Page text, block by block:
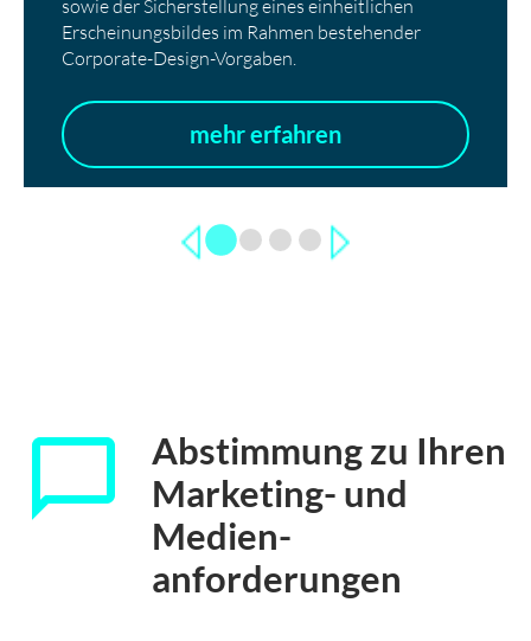
sowie der Sicherstellung eines einheitlichen
Erscheinungsbildes im Rahmen bestehender
Corporate-Design-Vorgaben.
mehr erfahren
Abstimmung zu Ihren
Marketing- und
Medien­
anforderungen